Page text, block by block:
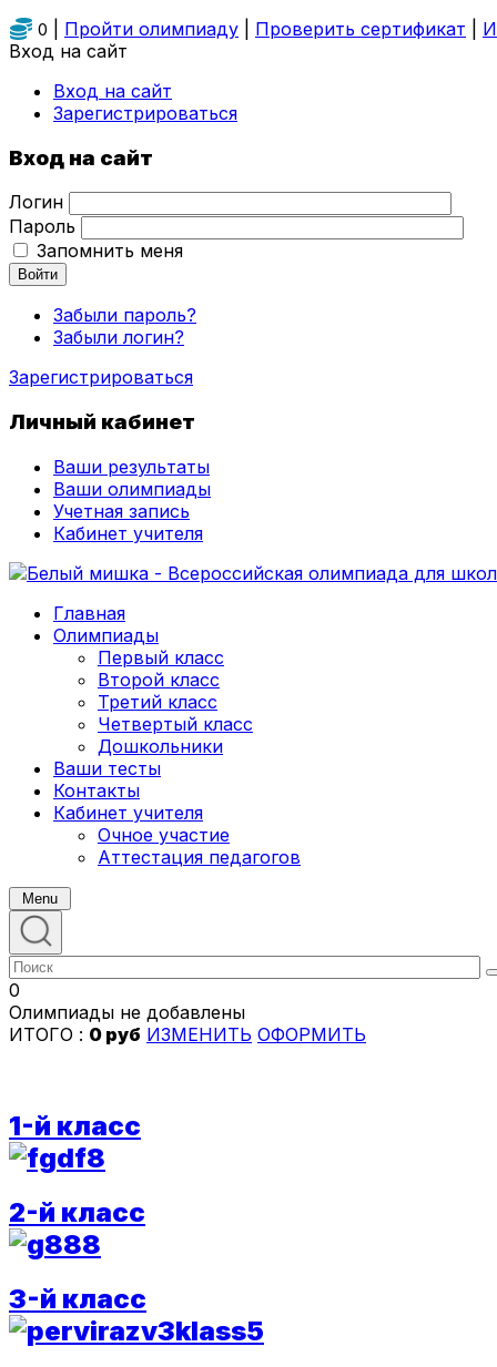
0 Пройти олимпиаду Проверить сертификат
Вход на сайт
Вход на сайт
Зарегистрироваться
Вход на сайт
Логин
Пароль
Запомнить меня
Войти
Забыли пароль?
Забыли логин?
Зарегистрироваться
Личный кабинет
Ваши результаты
Ваши олимпиады
Учетная запись
Кабинет учителя
Главная
Олимпиады
Первый класс
Второй класс
Третий класс
Четвертый класс
Дошкольники
Ваши тесты
Контакты
Кабинет учителя
Очное участие
Аттестация педагогов
Menu
0
Олимпиады не добавлены
ИТОГО : 0 руб ИЗМЕНИТЬ ОФОРМИТЬ
1-й класс
2-й класс
3-й класс